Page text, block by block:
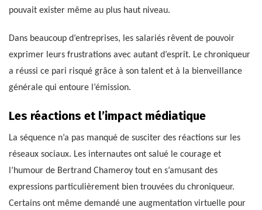
pouvait exister même au plus haut niveau.
Dans beaucoup d’entreprises, les salariés rêvent de pouvoir
exprimer leurs frustrations avec autant d’esprit. Le chroniqueur
a réussi ce pari risqué grâce à son talent et à la bienveillance
générale qui entoure l’émission.
Les réactions et l’impact médiatique
La séquence n’a pas manqué de susciter des réactions sur les
réseaux sociaux. Les internautes ont salué le courage et
l’humour de Bertrand Chameroy tout en s’amusant des
expressions particulièrement bien trouvées du chroniqueur.
Certains ont même demandé une augmentation virtuelle pour